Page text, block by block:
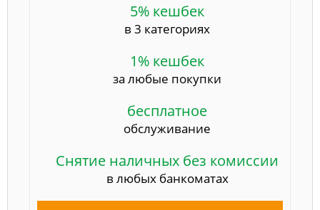
5% кешбек
в 3 категориях
1% кешбек
за любые покупки
бесплатное
обслуживание
Снятие наличных без комиссии
в любых банкоматах